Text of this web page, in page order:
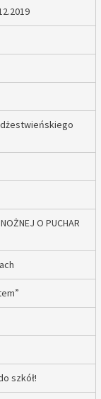
O PUCHAR
szkół!